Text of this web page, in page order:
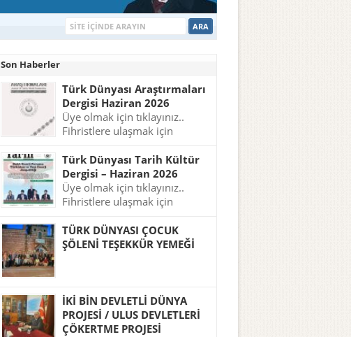
Son Haberler
Türk Dünyası Araştırmaları
Dergisi Haziran 2026
Üye olmak için tıklayınız..
Fihristlere ulaşmak için
Türk Dünyası Tarih Kültür
Dergisi – Haziran 2026
Üye olmak için tıklayınız..
Fihristlere ulaşmak için
TÜRK DÜNYASI ÇOCUK
ŞÖLENİ TEŞEKKÜR YEMEĞİ
İKİ BİN DEVLETLİ DÜNYA
PROJESİ / ULUS DEVLETLERİ
ÇÖKERTME PROJESİ